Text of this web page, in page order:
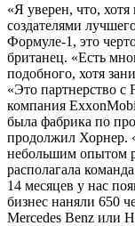
«Я уверен, что,
создателями
Формуле-1, это
британец. «Есть
подобного, хотя
«Это партнерство с
компания
была фабрика по
продолжил Хорнер.
небольшим опытом
располагала
14 месяцев у нас
бизнес наняли 650
Mercedes Benz или